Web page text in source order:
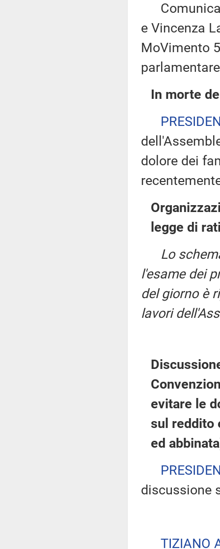
Comunica
e Vincenza
MoVimento
In morte
dolore dei
legge di
Lo
l'esame dei
del giorno è
lavori
evitare le
sul reddito
ed
discussione
TIZIANO